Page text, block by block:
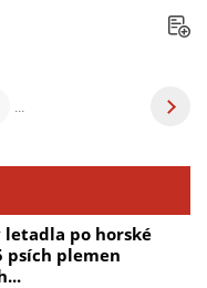
letadla po horské
psích plemen